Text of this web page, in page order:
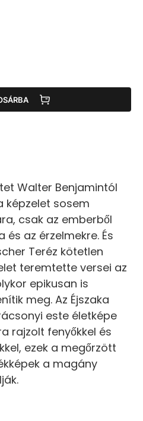
Walter Benjamintól
képzelet sosem
csak az emberből
és az érzelmekre. És
Teréz kötetlen
teremtette versei az
epikusan is
meg. Az Éjszaka
este életképe
rajzolt fenyőkkel és
ezek a megőrzött
a magány